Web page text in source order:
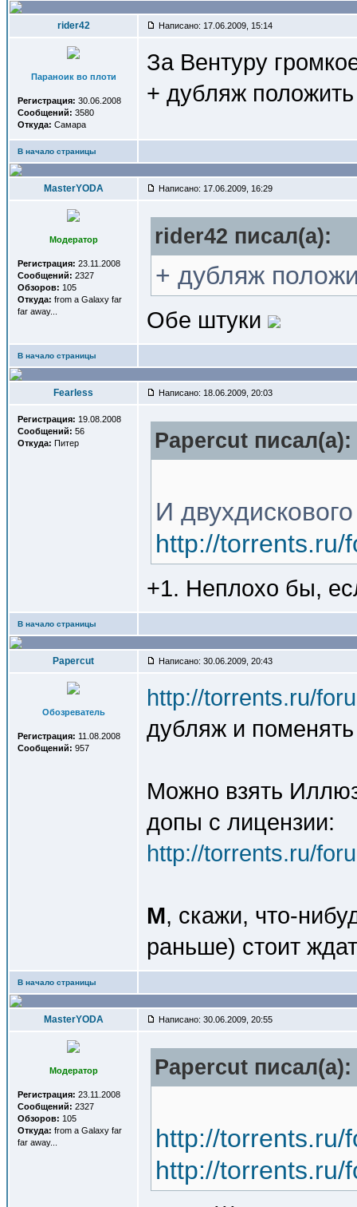
rider42 Написано: 17.06.2009, 15:14
Параноик во плоти
Регистрация: 30.06.2008
Сообщений: 3580
Откуда: Самара
За Вентуру
+ дубляж
В начало страницы
MasterYODA Написано: 17.06.2009, 16:29
Модератор
Регистрация: 23.11.2008
Сообщений: 2327
Обзоров: 105
Откуда: from a Galaxy far
far away...
rider42 писал(a):
+ дубляж
Обе штуки
В начало страницы
Fearless Написано: 18.06.2009, 20:03
Регистрация: 19.08.2008
Сообщений: 56
Откуда: Питер Papercut писал(a):
И
http://torrents.ru/
+1. Неплохо бы,
В начало страницы
Papercut Написано: 30.06.2009, 20:43
Обозреватель
Регистрация: 11.08.2008
Сообщений: 957
http://torrents.ru/
дубляж и
Можно взять
допы с лицензии:
http://torrents.ru/
М, скажи, что-
раньше) стоит
В начало страницы
MasterYODA Написано: 30.06.2009, 20:55
Модератор
Регистрация: 23.11.2008
Сообщений: 2327
Обзоров: 105
Откуда: from a Galaxy far
far away...
Papercut писал(a):
http://torrents.ru/
http://torrents.ru/